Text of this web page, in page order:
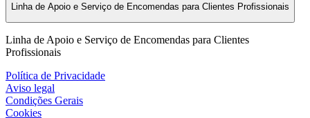
Linha de Apoio e Serviço de Encomendas para Clientes Profissionais
Linha de Apoio e Serviço de Encomendas para Clientes
Profissionais
Política de Privacidade
Aviso legal
Condições Gerais
Cookies